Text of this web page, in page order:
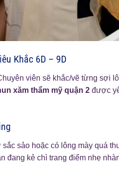
Khắc 6D – 9D
viên sẽ khắc/vẽ từng sợi
xăm thẩm mỹ quận 2 được
sảo hoặc có lông mày quá
đang kẻ chì trang điểm nhẹ